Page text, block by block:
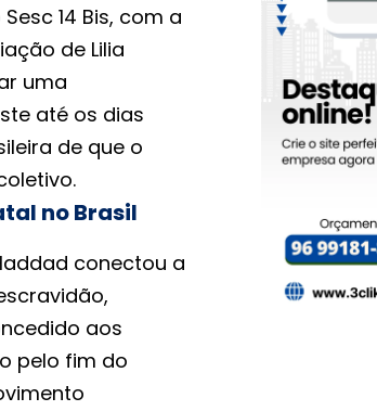
14 Bis, com a
de Lilia
uma
até os dias
de que o
no Brasil
conectou a
aos
pelo fim do